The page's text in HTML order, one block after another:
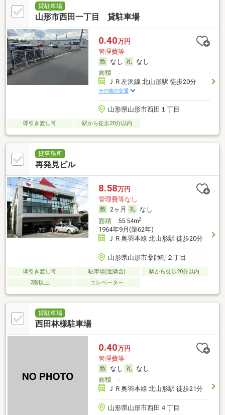
貸駐車場
山形市西田一丁目 貸駐車場
0.40万円
管理費等-
なし
なし
面積-
ＪＲ左沢線 北山形駅 徒歩20分
その他の交通
山形県山形市西田１丁目
即引き渡し可 駅から徒歩20分以内
貸事務所
再発見ビル
8.58万円
管理費等なし
2ヶ月
なし
面積55.54m2
1964年9月(築62年)
ＪＲ奥羽本線 北山形駅 徒歩20分
山形県山形市薬師町２丁目
即引き渡し可 駐車場(近隣含)
駅から徒歩20分以内
2階以上
エレベーター
貸駐車場
西田林様駐車場
0.40万円
管理費等-
なし
なし
面積-
ＪＲ奥羽本線 北山形駅 徒歩21分
山形県山形市西田４丁目